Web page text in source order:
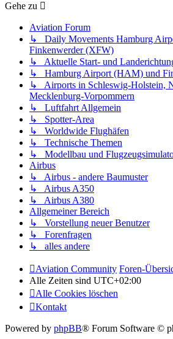
Gehe zu
Aviation Forum
↳ Daily Movements Hamburg
Finkenwerder (XFW)
↳ Aktuelle Start- und
↳ Hamburg Airport (HAM) und
↳ Airports in Schleswig-Holstein,
Mecklenburg-Vorpommern
↳ Luftfahrt Allgemein
↳ Spotter-Area
↳ Worldwide Flughäfen
↳ Technische Themen
↳ Modellbau und
Airbus
↳ Airbus - andere Baumuster
↳ Airbus A350
↳ Airbus A380
Allgemeiner Bereich
↳ Vorstellung neuer Benutzer
↳ Forenfragen
↳ alles andere
Aviation Community Foren-
Alle Zeiten sind UTC+02:00
Alle Cookies löschen
Kontakt
Powered by phpBB® Forum Software ©